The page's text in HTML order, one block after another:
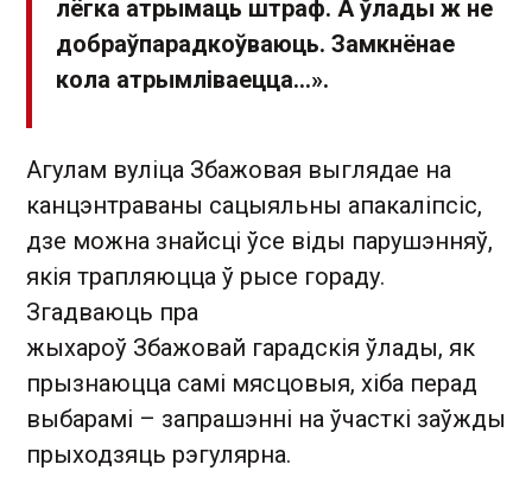
лёгка атрымаць штраф. А ўлады ж не
добраўпарадкоўваюць. Замкнёнае
кола атрымліваецца…».
Агулам вуліца Збажовая выглядае на
канцэнтраваны сацыяльны апакаліпсіс,
дзе можна знайсці ўсе віды парушэнняў,
якія трапляюцца ў рысе гораду.
Згадваюць пра
жыхароў Збажовай гарадскія ўлады, як
прызнаюцца самі мясцовыя, хіба перад
выбарамі – запрашэнні на ўчасткі заўжды
прыходзяць рэгулярна.